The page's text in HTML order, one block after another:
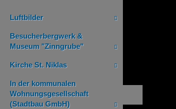
Luftbilder
Besucherbergwerk &
Museum "Zinngrube"
Kirche St. Niklas
In der kommunalen
Wohnungsgesellschaft
(Stadtbau GmbH)